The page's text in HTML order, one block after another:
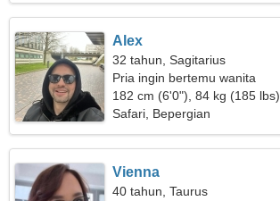
Alex
32 tahun, Sagitarius
Pria ingin bertemu wanita
182 cm (6'0"), 84 kg (185 lbs)
Safari, Bepergian
Vienna
40 tahun, Taurus